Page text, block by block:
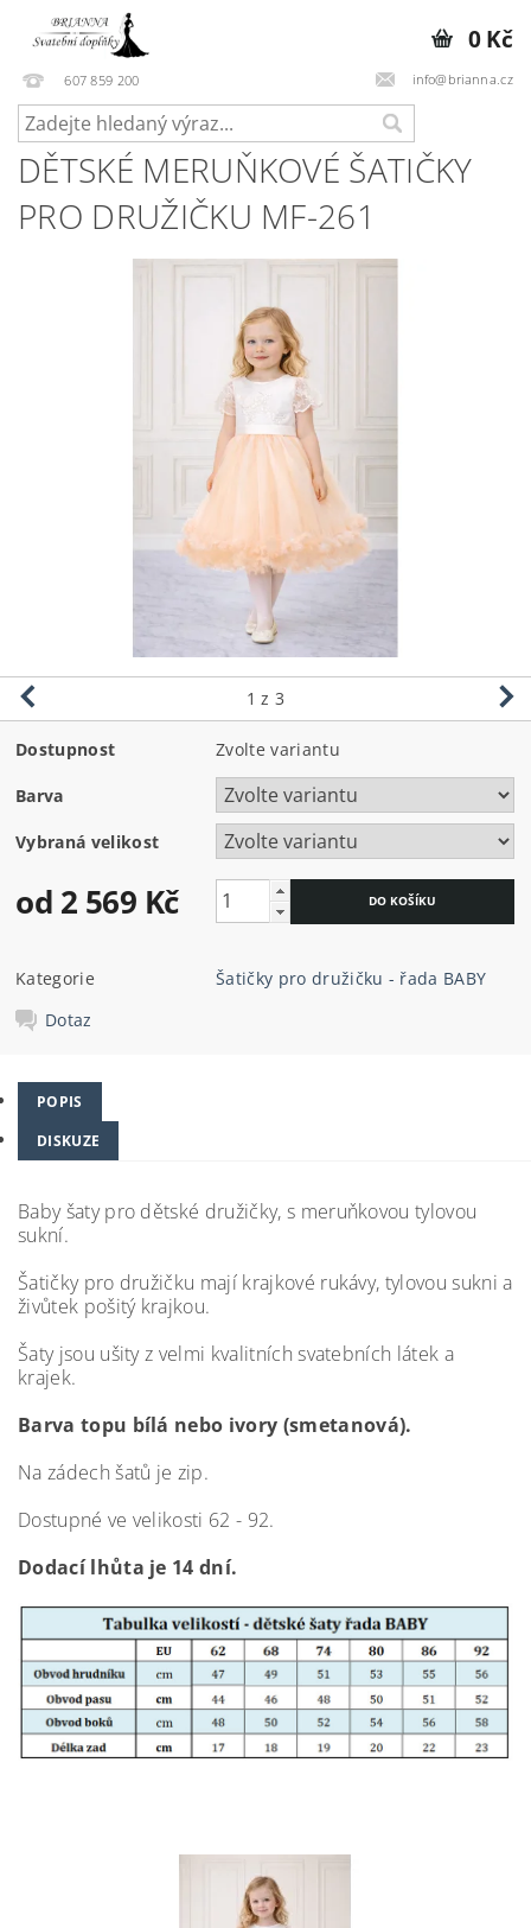
607 859 200 info@brianna.cz
0 Kč
DĚTSKÉ MERUŇKOVÉ ŠATIČKY
PRO DRUŽIČKU MF-261
1 z 3
Dostupnost Zvolte variantu
Barva
Vybraná velikost
od 2 569 Kč
Kategorie
Šatičky pro družičku - řada BABY
Dotaz
POPIS
DISKUZE
Baby šaty pro dětské družičky, s meruňkovou tylovou
sukní.
Šatičky pro družičku mají krajkové rukávy, tylovou sukni a
živůtek pošitý krajkou.
Šaty jsou ušity z velmi kvalitních svatebních látek a
krajek.
Barva topu bílá nebo ivory (smetanová).
Na zádech šatů je zip.
Dostupné ve velikosti 62 - 92.
Dodací lhůta je 14 dní.